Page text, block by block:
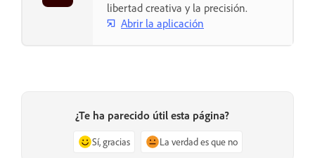
libertad creativa y la precisión.
Abrir la aplicación
¿Te ha parecido útil esta página?
Sí, gracias La verdad es que no